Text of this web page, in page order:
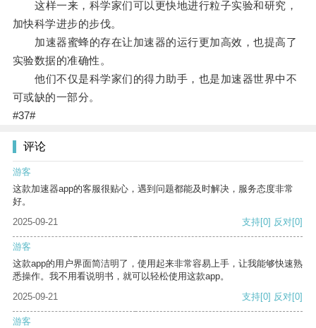
这样一来，科学家们可以更快地进行粒子实验和研究，
加快科学进步的步伐。
加速器蜜蜂的存在让加速器的运行更加高效，也提高了
实验数据的准确性。
他们不仅是科学家们的得力助手，也是加速器世界中不
可或缺的一部分。
#37#
评论
游客
这款加速器app的客服很贴心，遇到问题都能及时解决，服务态度非常
好。
2025-09-21
支持[0] 反对[0]
游客
这款app的用户界面简洁明了，使用起来非常容易上手，让我能够快速熟
悉操作。我不用看说明书，就可以轻松使用这款app。
2025-09-21
支持[0] 反对[0]
游客